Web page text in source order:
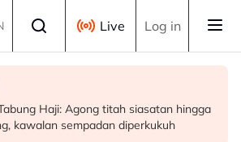
Live Log in
Tengku Ilyana Alia dan pasangan
Jakarta ditimpa kebakaran, seorang
Haji: Agong titah siasatan hingga
kawalan sempadan diperkukuh